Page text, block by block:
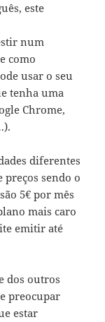
este
num
como
usar o seu
tenha uma
Chrome,
diferentes
sendo o
5€ por mês
mais caro
emitir até
dos outros
preocupar
estar